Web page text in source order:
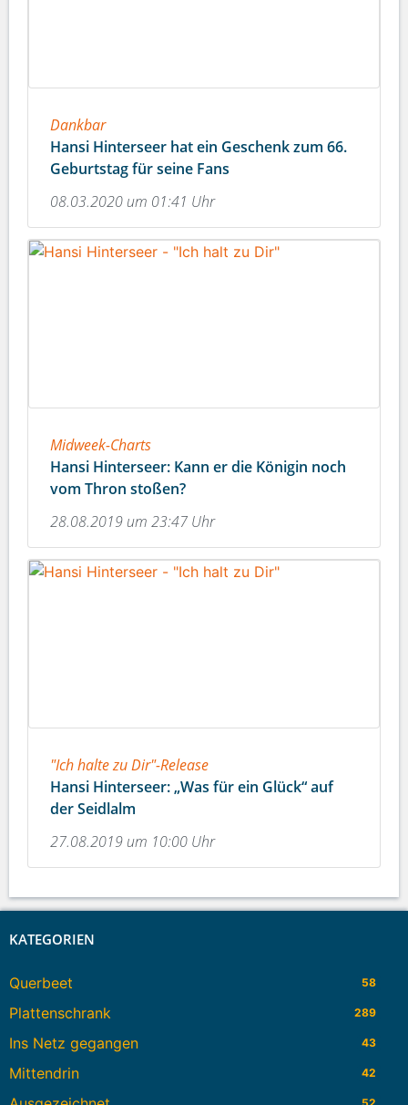
Dankbar
Hansi Hinterseer hat ein Geschenk zum 66.
Geburtstag für seine Fans
08.03.2020 um 01:41 Uhr
Midweek-Charts
Hansi Hinterseer: Kann er die Königin noch
vom Thron stoßen?
28.08.2019 um 23:47 Uhr
"Ich halte zu Dir"-Release
Hansi Hinterseer: „Was für ein Glück“ auf
der Seidlalm
27.08.2019 um 10:00 Uhr
KATEGORIEN
Querbeet 58
Plattenschrank 289
Ins Netz gegangen 43
Mittendrin 42